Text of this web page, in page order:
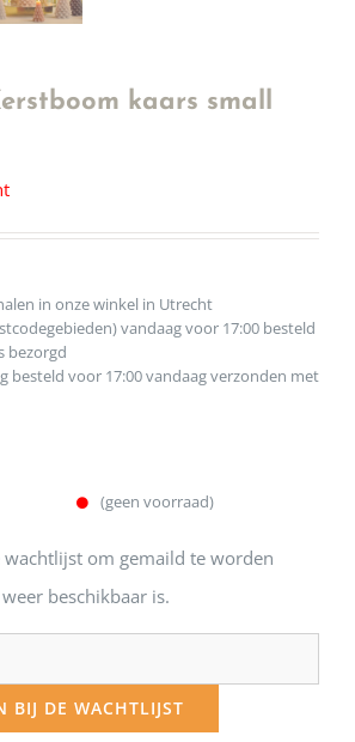
kaars small
in onze winkel in Utrecht
vandaag voor 17:00 besteld
bezorgd
besteld voor 17:00 vandaag verzonden met
(geen voorraad)
wachtlijst om gemaild te worden
beschikbaar is.
BIJ DE WACHTLIJST